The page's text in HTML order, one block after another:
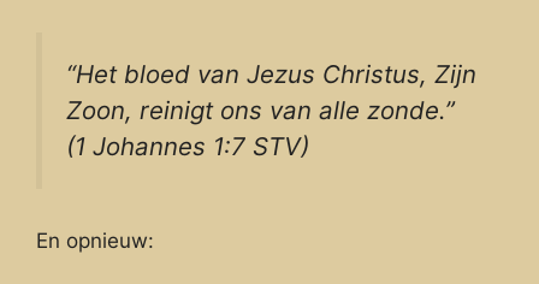
“Het bloed van Jezus Christus, Zijn
Zoon, reinigt ons van alle zonde.”
(1 Johannes 1:7 STV)
En opnieuw: